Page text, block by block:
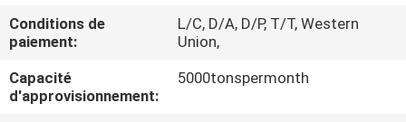
CONTACTEZ-
NOUS
Conditions de
paiement:
L/C, D/A, D/P, T/T, Western
Union,
Capacité
d'approvisionnement:
5000tonspermonth